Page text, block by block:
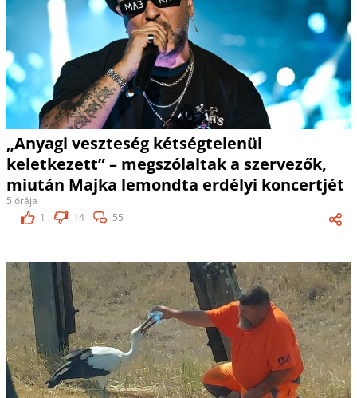
„Anyagi veszteség kétségtelenül
keletkezett” – megszólaltak a szervezők,
miután Majka lemondta erdélyi koncertjét
5 órája
1
14 55